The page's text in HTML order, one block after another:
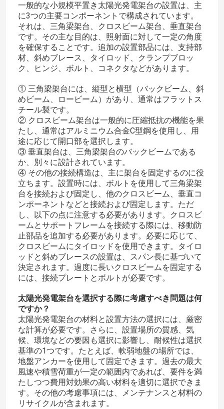
一般的な小規模平置き太陽光発電架台の設置は、主
に3つの主要コンポーネントで構成されています。
それは、三角梁架台、クロスビーム架台、垂直架台
です。その主な目的は、照射面に対して一定の角度
を確保することです。追加の設置部品には、支持部
材、斜めブレース、タイロッド、クランプブロッ
ク、ヒンジ、ボルト、コネクタなどがあります。
① 三角梁架台には、縦型と横型（バックビーム、斜
めビーム、ロービーム）があり、通常はフラットス
チール製です。
② クロスビーム架台は一般的に圧縮抵抗の機能を果
たし、通常はアルミニウム合金C型鋼を使用し、用
途に応じて開口部を選択します。
③ 垂直架台は、三角梁架台のバックビームである
か、別々に設計されています。
④ その他の接続構造は、主に架台を固定するのに役
立ちます。設置時には、ボルトを使用して三角梁架
台を接続および固定し、他のクロスビーム、垂直コ
ンポーネントなどと接続および固定します。ただ
し、以下の点に注意する必要があります。クロスビ
ームとサポートフレームを接続する際には、移動防
止部品を追加する必要があります。必要に応じて、
クロスビームにタイロッドを使用できます。タイロ
ッドと斜めブレースの設置は、スパン長に基づいて
決定されます。過度に長いクロスビームを固定する
には、接続プレートとボルトが必要です。
太陽光発電架台を選択する際に考慮すべき問題は何
ですか？
太陽光発電架台の材料と設置方法の選択には、厳密
な計算が必要です。さらに、設置場所の質感、気
候、環境などの要因も選択に影響し、耐候性は選択
基準の1つです。たとえば、軟弱地盤の場所では、
地盤アンカーを使用して固定できます。過去の最大
風速や積雪荷重が一定の範囲内であれば、要件を満
たしつつ費用対効果の高い材料を適切に選択できま
す。その他の考慮事項には、メンテナンスと材料の
リサイクルが含まれます。